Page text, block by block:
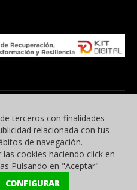
Todos los derechos reservados.
terceros con finalidades
relacionada con tus
de navegación.
cookies haciendo click en
Pulsando en "Aceptar"
CONFIGURAR